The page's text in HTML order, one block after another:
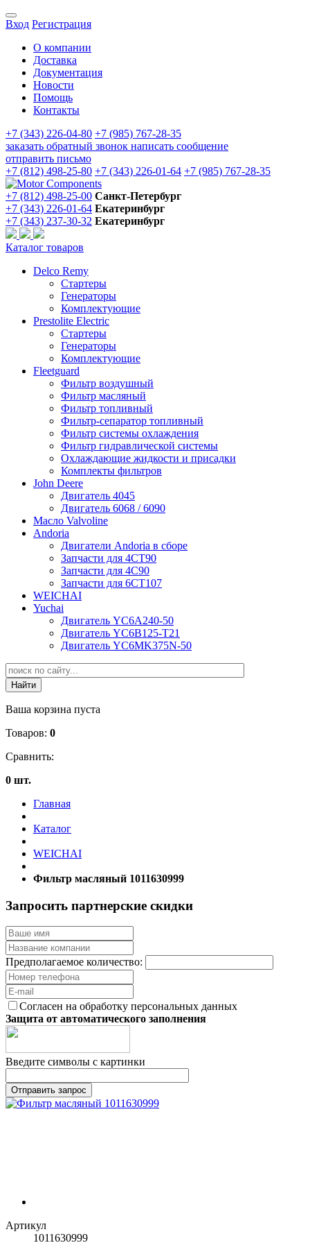
Вход Регистрация
О компании
Доставка
Документация
Новости
Помощь
Контакты
+7 (343) 226-04-80 +7 (985) 767-28-35
заказать обратный звонок написать сообщение
отправить письмо
+7 (812) 498-25-80 +7 (343) 226-01-64 +7 (985) 767-28-35
+7 (812) 498-25-00 Санкт-Петербург
+7 (343) 226-01-64 Екатеринбург
+7 (343) 237-30-32 Екатеринбург
Каталог товаров
Delco Remy
Стартеры
Генераторы
Комплектующие
Prestolite Electric
Стартеры
Генераторы
Комплектующие
Fleetguard
Фильтр воздушный
Фильтр масляный
Фильтр топливный
Фильтр-сепаратор топливный
Фильтр системы охлаждения
Фильтр гидравлической системы
Охлаждающие жидкости и присадки
Комплекты фильтров
John Deere
Двигатель 4045
Двигатель 6068 / 6090
Масло Valvoline
Andoria
Двигатели Andoria в сборе
Запчасти для 4CT90
Запчасти для 4С90
Запчасти для 6CT107
WEICHAI
Yuchai
Двигатель YC6A240-50
Двигатель YC6B125-T21
Двигатель YC6MK375N-50
Ваша корзина пуста
Товаров: 0
Сравнить:
0 шт.
Главная
Каталог
WEICHAI
Фильтр масляный 1011630999
Запросить партнерские скидки
Предполагаемое количество:
Согласен на обработку персональных данных
Защита от автоматического заполнения
Введите символы с картинки
Артикул
1011630999